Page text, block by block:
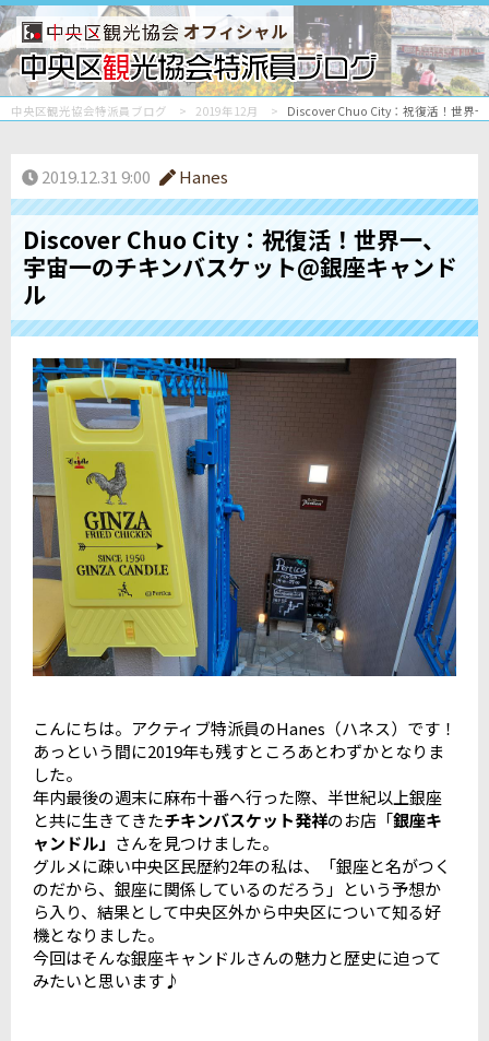
オフィシャル
中央区観光協会特派員ブログ 2019年12月 Discover Chuo City：祝復活！世界
2019.12.31 9:00 Hanes
Discover Chuo City：祝復活！世界一、
宇宙一のチキンバスケット@銀座キャンド
ル
こんにちは。アクティブ特派員のHanes（ハネス）です！
あっという間に2019年も残すところあとわずかとなりま
した。
年内最後の週末に麻布十番へ行った際、半世紀以上銀座
と共に生きてきたチキンバスケット発祥のお店「銀座キ
ャンドル」 さんを見つけました。
グルメに疎い中央区民歴約2年の私は、「銀座と名がつく
のだから、銀座に関係しているのだろう」という予想か
ら入り、結果として中央区外から中央区について知る好
機となりました。
今回はそんな銀座キャンドルさんの魅力と歴史に迫って
みたいと思います♪